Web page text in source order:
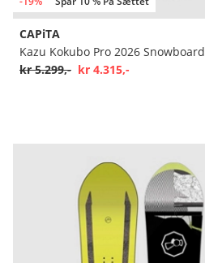
CAPiTA
Kazu Kokubo Pro 2026 Snowboard
kr 5.299,- kr 4.315,-